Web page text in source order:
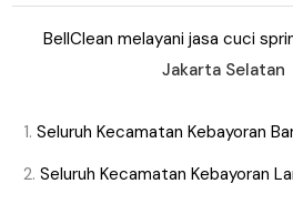
BellClean melayani jasa cuci
Jakarta Selatan
Seluruh Kecamatan Kebayoran
Seluruh Kecamatan Kebayoran